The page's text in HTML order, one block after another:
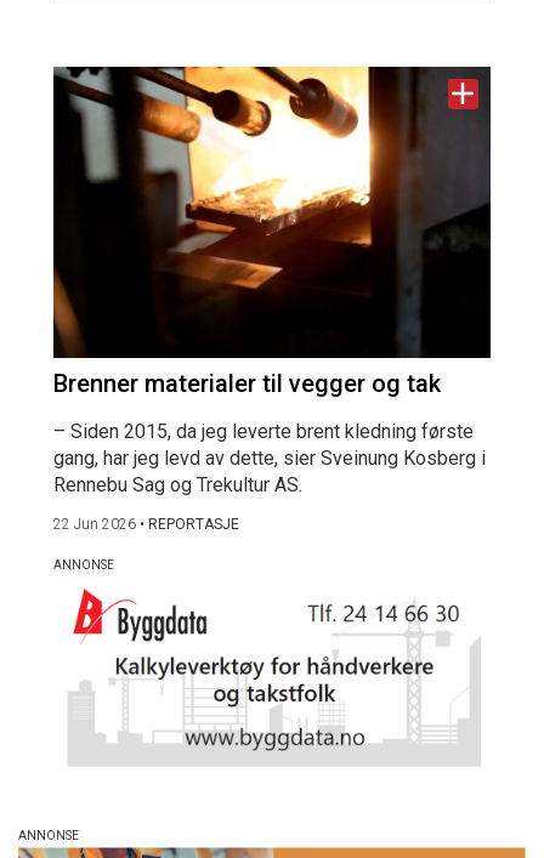
Brenner materialer til vegger og tak
– Siden 2015, da jeg leverte brent kledning første
gang, har jeg levd av dette, sier Sveinung Kosberg i
Rennebu Sag og Trekultur AS.
22 Jun 2026 • REPORTASJE